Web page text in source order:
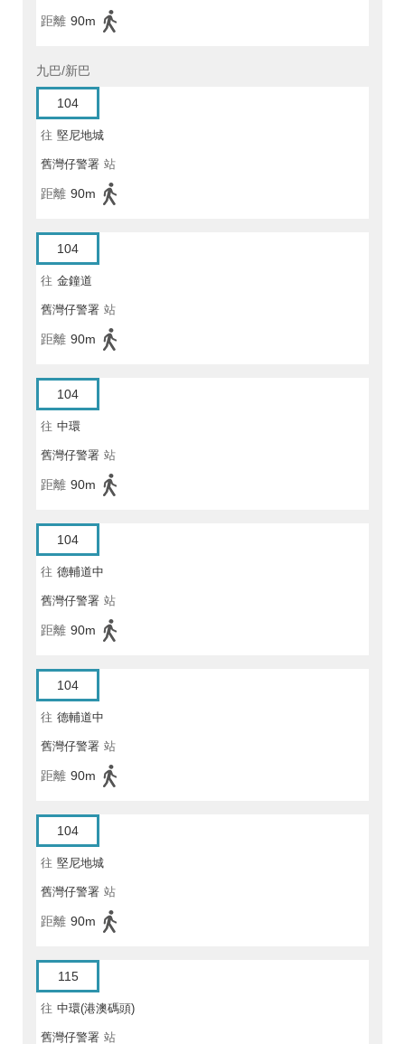
距離 90m
九巴/新巴
104
往 堅尼地城
舊灣仔警署 站
距離 90m
104
往 金鐘道
舊灣仔警署 站
距離 90m
104
往 中環
舊灣仔警署 站
距離 90m
104
往 德輔道中
舊灣仔警署 站
距離 90m
104
往 德輔道中
舊灣仔警署 站
距離 90m
104
往 堅尼地城
舊灣仔警署 站
距離 90m
115
往 中環(港澳碼頭)
舊灣仔警署 站